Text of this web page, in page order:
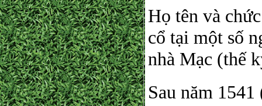
Họ tên và
cổ tại một số
nhà Mạc (thế
Sau năm